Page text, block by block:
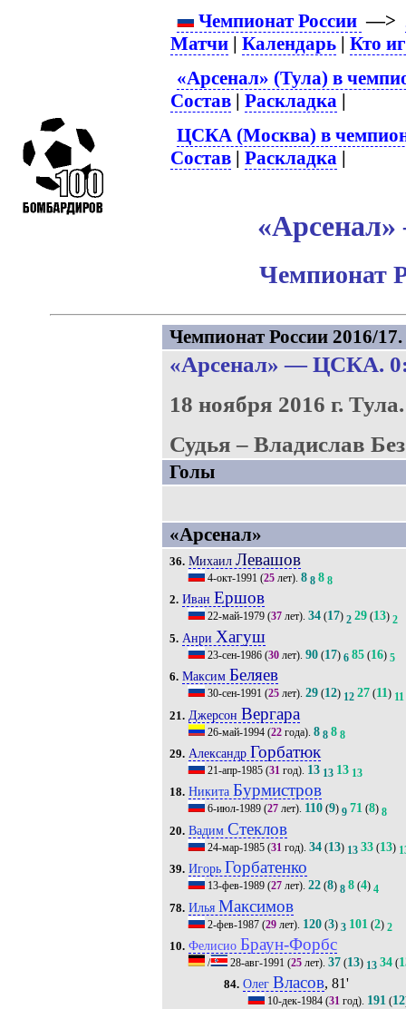
Чемпионат России —>
Матчи |Календарь |Кто
«Арсенал» (Тула) в
Состав |Раскладка |
ЦСКА (Москва) в
Состав |Раскладка |
Чемпионат
Чемпионат России 2016/
«Арсенал» —ЦСКА.
18 ноября 2016 г.
Судья – Владислав
Голы
«Арсенал»
36. Михаил Левашов
4-окт-1991 (25лет). 8 8 8 8
2. Иван Ершов
22-май-1979(37лет). 34(17) 2 29(13) 2
5. Анри Хагуш
23-сен-1986(30лет). 90(17) 6 85(16) 5
6. Максим Беляев
30-сен-1991 (25лет). 29(12) 12 27(11) 11
21. Джерсон Вергара
26-май-1994(22года). 8 8 8 8
29. Александр Горбатюк
21-апр-1985(31год). 13 13 13 13
18. Никита Бурмистров
6-июл-1989(27лет). 110(9) 9 71(8) 8
20. Вадим Стеклов
24-мар-1985(31 год). 34(13) 13 33(13)
39. Игорь Горбатенко
13-фев-1989(27лет). 22(8) 8 8(4) 4
78. Илья Максимов
2-фев-1987(29лет). 120(3) 3 101 (2) 2
10. Фелисио Браун-Форбс
/ 28-авг-1991 (25лет). 37(13) 13 34(
84. Олег Власов, 81'
10-дек-1984 (31 год). 191 (12